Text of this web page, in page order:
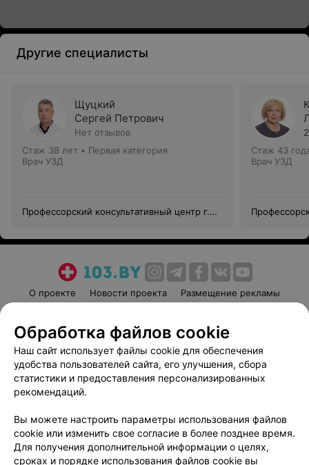
Другие специалисты
Щуцкий
Сергей Петрович
Нет отзывов
Стаж 38 лет • Первая категория
Врач УЗД
Профессорский консультативный центр г.
Стаж 43
Врач УЗД
О проекте Новости проекта
Размещение рекламы
Пользовательское соглашение
Способы оплаты
Вакансии
Партнеры
Написать руководителю 103.by
Обработка персональных данных
Обработка файлов cookie
Наш сайт использует файлы cookie для обеспечения
удобства пользователей сайта, его улучшения, сбора
статистики и предоставления персонализированных
рекомендаций.
Вы можете настроить параметры использования файлов
cookie или изменить свое согласие в более позднее время.
Для получения дополнительной информации о целях,
сроках и порядке использования файлов cookie вы